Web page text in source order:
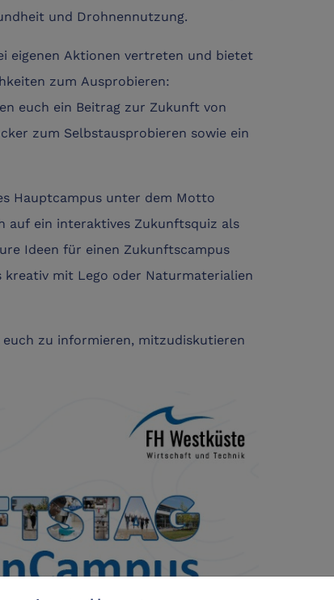
und Drohnennutzung.
eigenen Aktionen vertreten und bietet
zum Ausprobieren:
euch ein Beitrag zur Zukunft von
zum Selbstausprobieren sowie ein
Hauptcampus unter dem Motto
auf ein interaktives Zukunftsquiz als
Ideen für einen Zukunftscampus
mit Lego oder Naturmaterialien
zu informieren, mitzudiskutieren